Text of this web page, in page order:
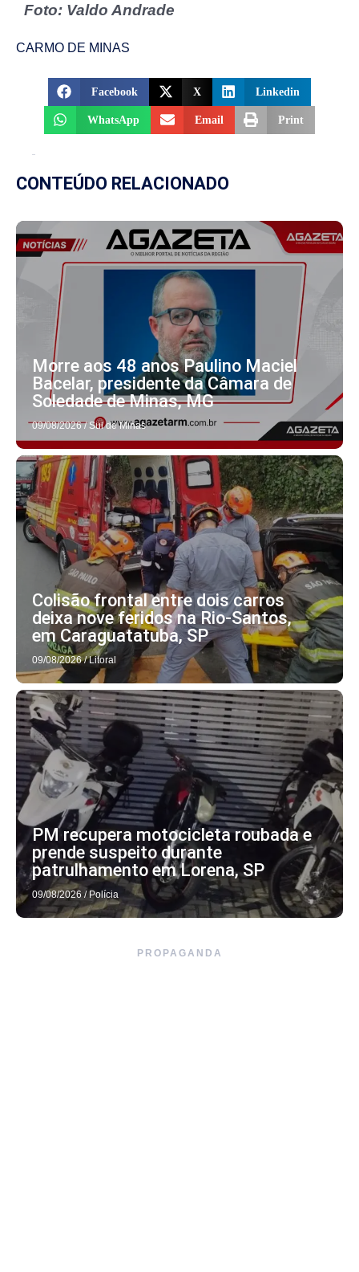
Foto: Valdo Andrade
CARMO DE MINAS
Facebook X Linkedin
WhatsApp Email Print
CONTEÚDO RELACIONADO
Morre aos 48 anos Paulino Maciel
Bacelar, presidente da Câmara de
Soledade de Minas, MG
09/08/2026 / Sul de Minas
Colisão frontal entre dois carros
deixa nove feridos na Rio-Santos,
em Caraguatatuba, SP
09/08/2026 / Litoral
PM recupera motocicleta roubada e
prende suspeito durante
patrulhamento em Lorena, SP
09/08/2026 / Polícia
PROPAGANDA